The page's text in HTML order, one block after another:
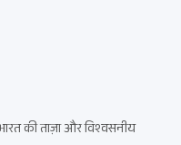
की ताज़ा और विश्वसनीय